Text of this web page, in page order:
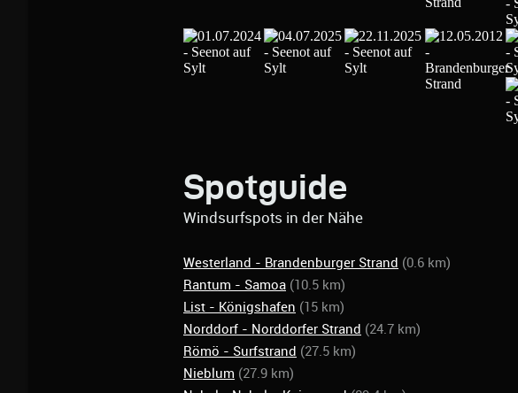
Spotguide
Windsurfspots in der Nähe
Westerland - Brandenburger Strand (0.6 km)
Rantum - Samoa (10.5 km)
List - Königshafen (15 km)
Norddorf - Norddorfer Strand (24.7 km)
Römö - Surfstrand (27.5 km)
Nieblum (27.9 km)